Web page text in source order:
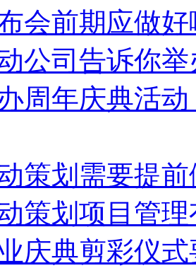
会前期应做
公司告诉你
周年庆典活
策划需要提
策划项目管
庆典剪彩仪